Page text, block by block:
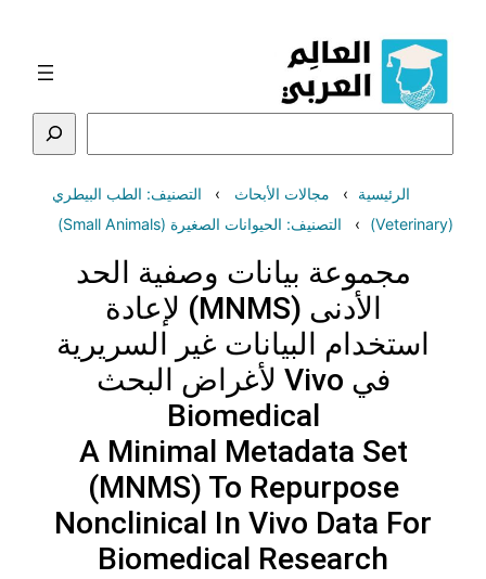
المحتوى
الرئيسية مجالات الأبحاث
التصنيف: الطب البيطري
(Veterinary)
التصنيف: الحيوانات الصغيرة (Small Animals)
مجموعة بيانات وصفية الحد
الأدنى (MNMS) لإعادة
استخدام البيانات غير السريرية
في Vivo لأغراض البحث
Biomedical
A Minimal Metadata Set
(MNMS) To Repurpose
Nonclinical In Vivo Data For
Biomedical Research